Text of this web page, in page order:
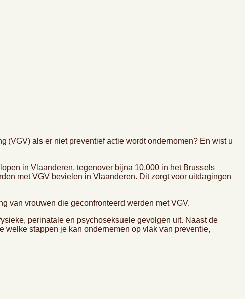
(VGV) als er niet preventief actie wordt ondernomen? En wist u
in Vlaanderen, tegenover bijna 10.000 in het Brussels
met VGV bevielen in Vlaanderen. Dit zorgt voor uitdagingen
van vrouwen die geconfronteerd werden met VGV.
perinatale en psychoseksuele gevolgen uit. Naast de
stappen je kan ondernemen op vlak van preventie,